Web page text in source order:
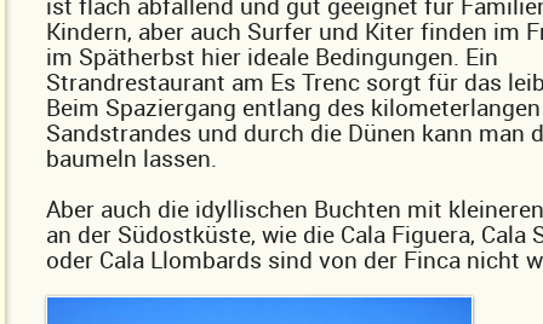
Kindern, aber auch Surfer und Kiter finden im
im Spätherbst hier ideale Bedingungen. Ein
Strandrestaurant am Es Trenc sorgt für das
Beim Spaziergang entlang des kilometerlangen
Sandstrandes und durch die Dünen kann man
baumeln lassen.
Aber auch die idyllischen Buchten mit
an der Südostküste, wie die Cala Figuera, Cala
oder Cala Llombards sind von der Finca nicht